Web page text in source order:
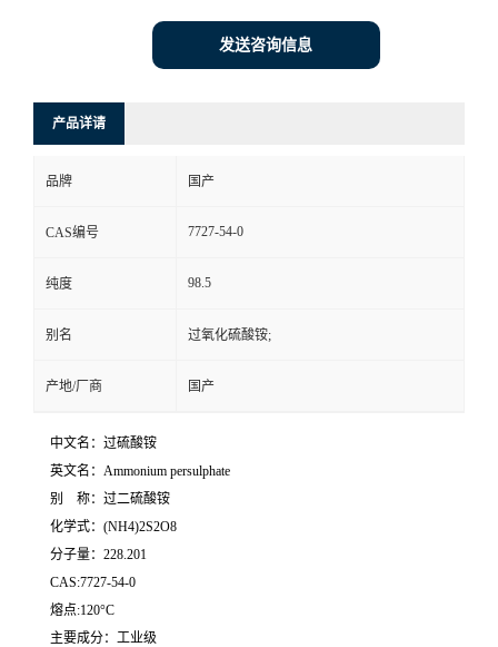
发送咨询信息
产品详请
品牌 国产
CAS编号 7727-54-0
纯度 98.5
别名 过氧化硫酸铵;
产地/厂商 国产
中文名：过硫酸铵
英文名：Ammonium persulphate
别 称：过二硫酸铵
化学式：(NH4)2S2O8
分子量：228.201
CAS:7727-54-0
熔点:120°C
主要成分：工业级